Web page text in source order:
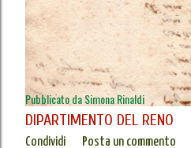
Pubblicato daSimona Rinaldi
DIPARTIMENTO DEL RENO
Condividi Posta un commento